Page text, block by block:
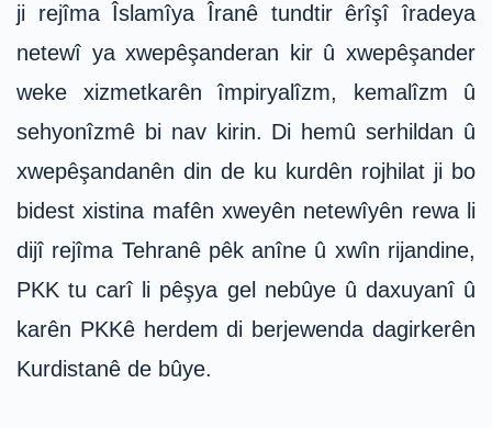
ji rejîma Îslamîya Îranê tundtir êrîşî îradeya
netewî ya xwepêşanderan kir û xwepêşander
weke xizmetkarên împiryalîzm, kemalîzm û
sehyonîzmê bi nav kirin. Di hemû serhildan û
xwepêşandanên din de ku kurdên rojhilat ji bo
bidest xistina mafên xweyên netewîyên rewa li
dijî rejîma Tehranê pêk anîne û xwîn rijandine,
PKK tu carî li pêşya gel nebûye û daxuyanî û
karên PKKê herdem di berjewenda dagirkerên
Kurdistanê de bûye.